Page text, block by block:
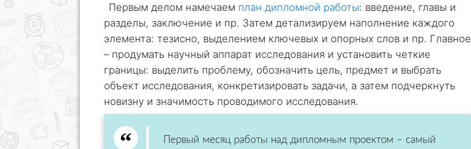
Первым делом намечаем план дипломной работы: введение, главы и
разделы, заключение и пр. Затем детализируем наполнение каждого
элемента: тезисно, выделением ключевых и опорных слов и пр. Главное
– продумать научный аппарат исследования и установить четкие
границы: выделить проблему, обозначить цель, предмет и выбрать
объект исследования, конкретизировать задачи, а затем подчеркнуть
новизну и значимость проводимого исследования.
Первый месяц работы над дипломным проектом – самый